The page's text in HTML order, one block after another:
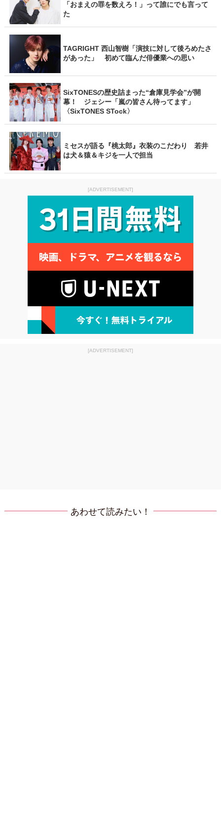
「おまえの罪を数えろ！」って誰にでも言って
た
TAGRIGHT 西山智樹「演技に対して後ろめたさ
があった」 初めて臨んだ俳優業への思い
SixTONESの歴史詰まった“倉庫見学会”が開
幕！ ジェシー「嵐の皆さん待ってます」
〈SixTONES STock〉
ミセスが語る『桃太郎』衣装のこだわり 若井
は犬＆猿＆キジを一人で担当
[ADVERTISEMENT]
[ADVERTISEMENT]
あわせて読みたい！